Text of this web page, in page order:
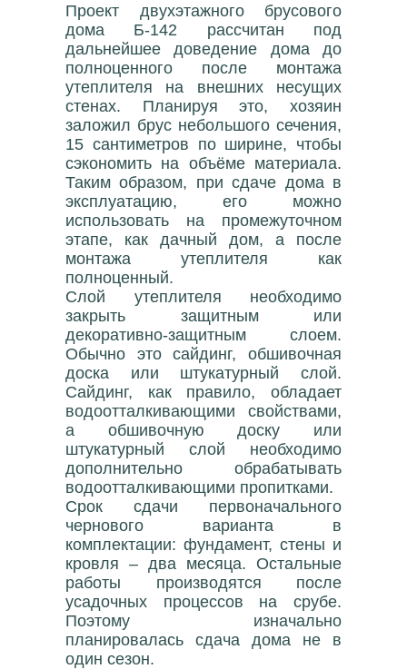
Проект двухэтажного брусового
дома Б-142 рассчитан под
дальнейшее доведение дома до
полноценного после монтажа
утеплителя на внешних несущих
стенах. Планируя это, хозяин
заложил брус небольшого сечения,
15 сантиметров по ширине, чтобы
сэкономить на объёме материала.
Таким образом, при сдаче дома в
эксплуатацию, его можно
использовать на промежуточном
этапе, как дачный дом, а после
монтажа утеплителя как
полноценный.
Слой утеплителя необходимо
закрыть защитным или
декоративно-защитным слоем.
Обычно это сайдинг, обшивочная
доска или штукатурный слой.
Сайдинг, как правило, обладает
водоотталкивающими свойствами,
а обшивочную доску или
штукатурный слой необходимо
дополнительно обрабатывать
водоотталкивающими пропитками.
Срок сдачи первоначального
чернового варианта в
комплектации: фундамент, стены и
кровля – два месяца. Остальные
работы производятся после
усадочных процессов на срубе.
Поэтому изначально
планировалась сдача дома не в
один сезон.